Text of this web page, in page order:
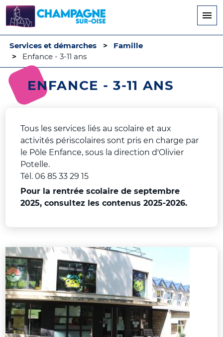
principal
Services et démarches
Famille
Enfance - 3-11 ans
ENFANCE - 3-11 ANS
Tous les services liés au scolaire et aux
activités périscolaires sont pris en charge par
le Pôle Enfance, sous la direction d'Olivier
Potelle.
Tél. 06 85 33 29 15
Pour la rentrée scolaire de septembre
2025, consultez les contenus 2025-2026.